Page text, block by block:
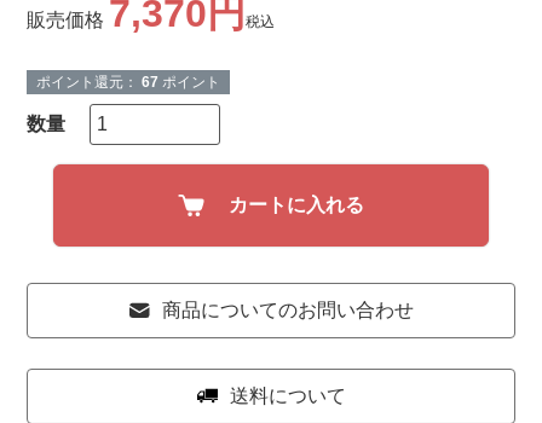
販売価格 7,370 税込
ポイント還元： 67 ポイント
カートに入れる
商品についてのお問い合わせ
送料について